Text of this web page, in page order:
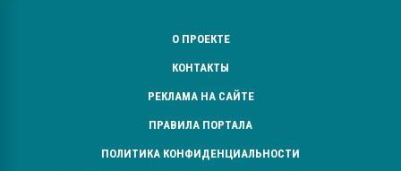
О ПРОЕКТЕ
КОНТАКТЫ
РЕКЛАМА НА САЙТЕ
ПРАВИЛА ПОРТАЛА
ПОЛИТИКА КОНФИДЕНЦИАЛЬНОСТИ